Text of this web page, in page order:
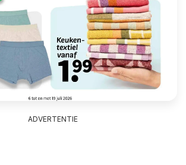
ADVERTENTIE